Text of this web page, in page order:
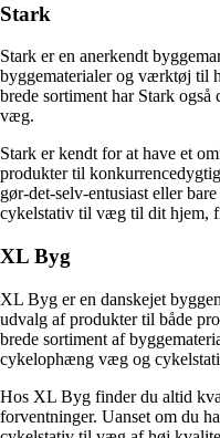
Stark
Stark er en anerkendt
byggematerialer og værktøj til
brede sortiment har Stark
væg.
Stark er kendt for at have et
produkter til
gør-det-selv-entusiast eller
cykelstativ til væg til dit hjem,
XL Byg
XL Byg er en danskejet
udvalg af produkter til både
brede sortiment af
cykelophæng væg og
Hos XL Byg finder du altid
forventninger. Uanset om du